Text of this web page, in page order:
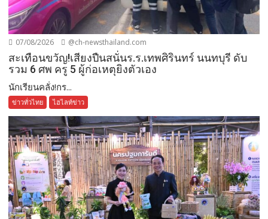
07/08/2026 @ch-newsthailand.com
สะเทือนขวัญ!เสียงปืนสนั่นร.ร.เทพศิรินทร์ นนทบุรี ดับ
รวม 6 ศพ ครู 5 ผู้ก่อเหตุยิงตัวเอง
นักเรียนคลั่ง!กร...
ข่าวทั่วไทย ไฮไลท์ข่าว